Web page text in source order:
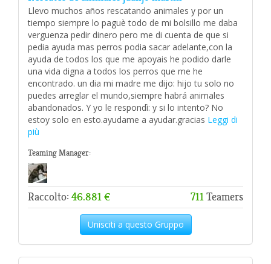
Llevo muchos años rescatando animales y por un
tiempo siempre lo paguè todo de mi bolsillo me daba
verguenza pedir dinero pero me di cuenta de que si
pedia ayuda mas perros podia sacar adelante,con la
ayuda de todos los que me apoyais he podido darle
una vida digna a todos los perros que me he
encontrado. un dia mi madre me dijo: hijo tu solo no
puedes arreglar el mundo,siempre habrá animales
abandonados. Y yo le respondì: y si lo intento? No
estoy solo en esto.ayudame a ayudar.gracias Leggi di
più
Teaming Manager:
Raccolto: 46.881 € 711Teamers
Unisciti a questo Gruppo